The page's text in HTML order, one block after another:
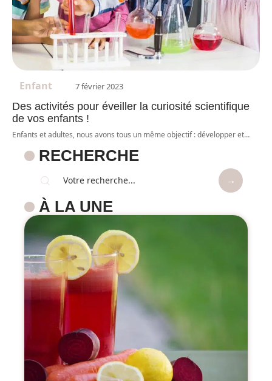
Enfant 7 février 2023
Des activités pour éveiller la curiosité scientifique
de vos enfants !
Enfants et adultes, nous avons tous un même objectif : développer et…
RECHERCHE
À LA UNE